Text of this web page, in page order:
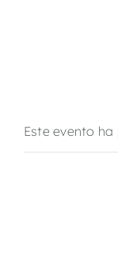
Este evento